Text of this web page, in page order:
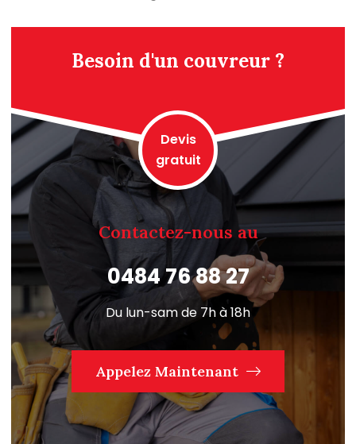
Besoin d'un couvreur ?
Devis
gratuit
Contactez-nous au
0484 76 88 27
Du lun-sam de 7h à 18h
Appelez Maintenant